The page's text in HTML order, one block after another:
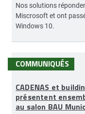
Nos solutions
Miscrosoft et ont
Windows 10.
COMMUNIQUÉS
CADENAS et
présentent
au salon BAU